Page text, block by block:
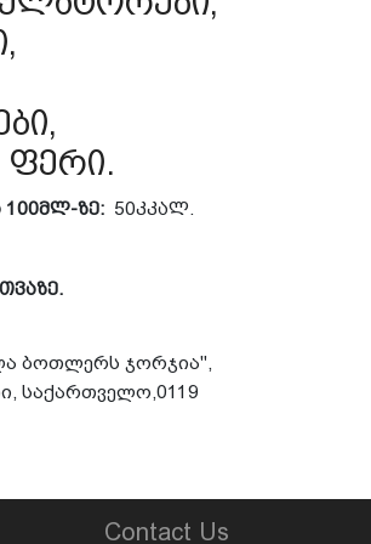
ფერი.
100მლ-ზე: 50კკალ
.
ბოთლერს ჯორჯია",
საქართველო ,0119
Contact Us